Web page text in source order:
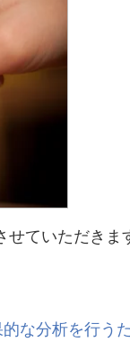
せていただきま
的な分析を行う